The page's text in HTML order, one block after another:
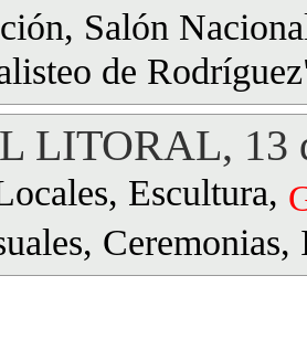
Salón
de
LITORAL, 13
Escultura,